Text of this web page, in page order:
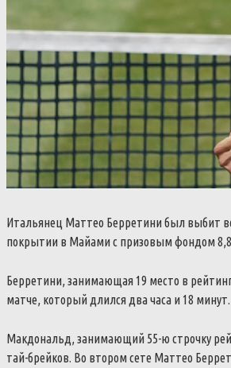
Итальянец Маттео Берретини был выбит
покрытии в Майами с призовым фондом
Берретини, занимающая 19 место в
матче, который длился два часа и 18 минут.
Макдональд, занимающий 55-ю строчку
тай-брейков. Во втором сете Маттео